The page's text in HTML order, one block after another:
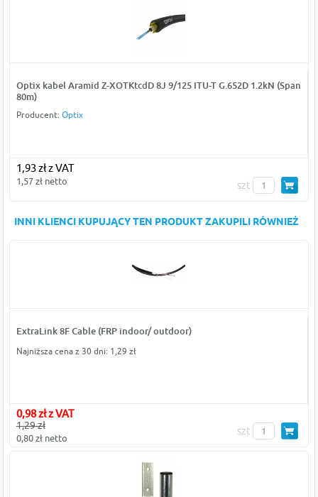
Optix kabel Aramid Z-XOTKtcdD 8J 9/125 ITU-T G.652D 1.2kN (Span
80m)
Producent: Optix
1,93 zł z VAT
1,57 zł netto szt
INNI KLIENCI KUPUJĄCY TEN PRODUKT ZAKUPILI RÓWNIEŻ
ExtraLink 8F Cable (FRP indoor/ outdoor)
Najniższa cena z 30 dni: 1,29 zł
0,98 zł z VAT
1,29 zł
0,80 zł netto
szt